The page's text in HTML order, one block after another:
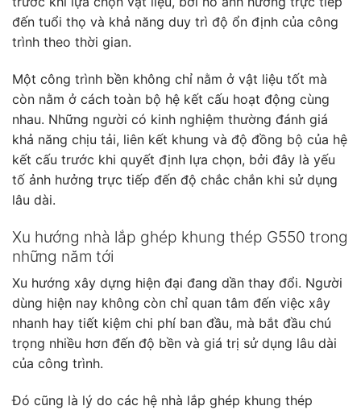
đến tuổi thọ và khả năng duy trì độ ổn định của công
trình theo thời gian.
Một công trình bền không chỉ nằm ở vật liệu tốt mà
còn nằm ở cách toàn bộ hệ kết cấu hoạt động cùng
nhau. Những người có kinh nghiệm thường đánh giá
khả năng chịu tải, liên kết khung và độ đồng bộ của hệ
kết cấu trước khi quyết định lựa chọn, bởi đây là yếu
tố ảnh hưởng trực tiếp đến độ chắc chắn khi sử dụng
lâu dài.
Xu hướng nhà lắp ghép khung thép G550 trong
những năm tới
Xu hướng xây dựng hiện đại đang dần thay đổi. Người
dùng hiện nay không còn chỉ quan tâm đến việc xây
nhanh hay tiết kiệm chi phí ban đầu, mà bắt đầu chú
trọng nhiều hơn đến độ bền và giá trị sử dụng lâu dài
của công trình.
Đó cũng là lý do các hệ nhà lắp ghép khung thép